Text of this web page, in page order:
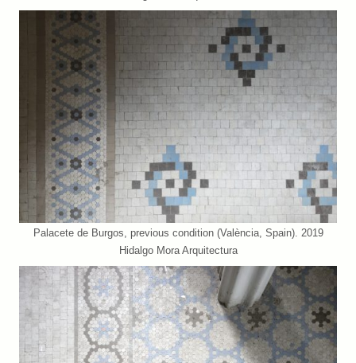
Palacete de Burgos, previous condition (València, Spain). 2019
Hidalgo Mora Arquitectura